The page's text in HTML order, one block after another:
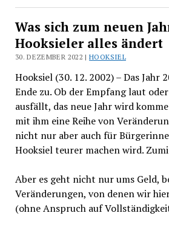
Was sich zum neuen
Hooksieler alles ändert
30. DEZEMBER 2022 |HOOKSIEL
Hooksiel (30. 12. 2002) – Das Jahr
Ende zu. Ob der Empfang laut
ausfällt, das neue Jahr wird
mit ihm eine Reihe von
nicht nur aber auch für
Hooksiel teurer machen wird.
Aber es geht nicht nur ums Geld,
Veränderungen, von denen wir
(ohne Anspruch auf